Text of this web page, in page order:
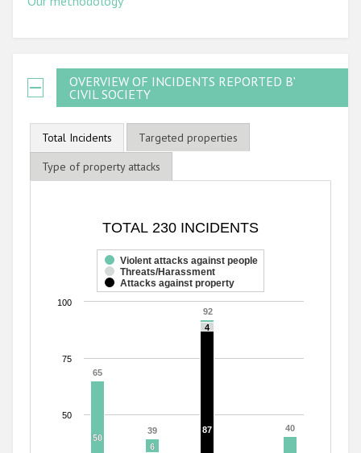
OVERVIEW OF INCIDENTS REPORTED BY
CIVIL SOCIETY
Total Incidents
Targeted properties
Type of property attacks
Bar chart with 3 data series.
The chart has 1 X axis displaying categories.
The chart has 1 Y axis displaying values. Range: 0 to 100.
TOTAL 230 INCIDENTS
65
65
39
39
92
92
40
40
50
50
6
6
4
4
87
87
Violent attacks against people
Threats/Harassment
Attacks against property
50
75
100